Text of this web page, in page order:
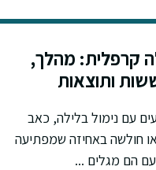
קרפלית: מהלך,
ותוצאות
עם נימול בלילה, כאב
חולשה באחיזה שמפתיעה
הם מגלים ...